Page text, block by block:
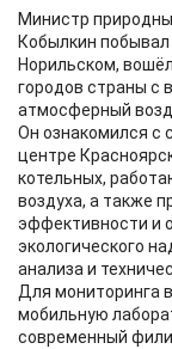
Министр
Кобылкин
Норильском,
городов страны с
атмосферный
Он ознакомился с
центре
котельных,
воздуха, а также
эффективности и
экологического
анализа и
Для мониторинга
мобильную
современный